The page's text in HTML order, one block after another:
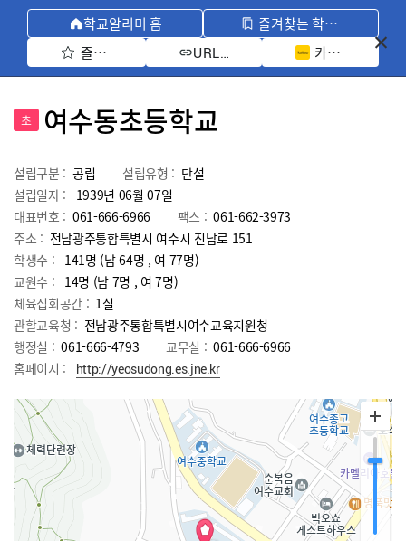
학교알리미 홈
즐겨찾는 학교 모아보기
즐겨찾기 선택
URL 복사 카카오톡 공유
초 여수동초등학교
설립구분 : 공립 설립유형 : 단설
설립일자 :
1939년 06월 07일
대표번호 : 061-666-6966 팩스 : 061-662-3973
주소 : 전남광주통합특별시 여수시 진남로 151
학생수 : 141명 (남 64명 , 여 77명)
교원수 : 14명 (남 7명 , 여7명)
체육집회공간 : 1실
관할교육청 : 전남광주통합특별시여수교육지원청
행정실 : 061-666-4793 교무실 : 061-666-6966
홈페이지 :
http://yeosudong.es.jne.kr